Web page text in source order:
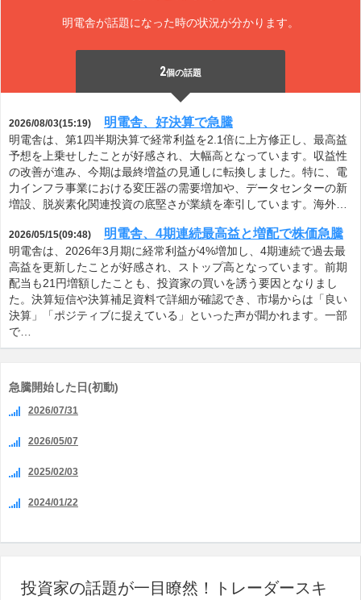
明電舎が話題になった時の状況が分かります。
2個の話題
2026/08/03(15:19) 明電舎、好決算で急騰
明電舎は、第1四半期決算で経常利益を2.1倍に上方修正し、最高益
予想を上乗せしたことが好感され、大幅高となっています。収益性
の改善が進み、今期は最終増益の見通しに転換しました。特に、電
力インフラ事業における変圧器の需要増加や、データセンターの新
増設、脱炭素化関連投資の底堅さが業績を牽引しています。海外…
2026/05/15(09:48) 明電舎、4期連続最高益と増配で株価急騰
明電舎は、2026年3月期に経常利益が4%増加し、4期連続で過去最
高益を更新したことが好感され、ストップ高となっています。前期
配当も21円増額したことも、投資家の買いを誘う要因となりまし
た。決算短信や決算補足資料で詳細が確認でき、市場からは「良い
決算」「ポジティブに捉えている」といった声が聞かれます。一部
で…
急騰開始した日(初動)
2026/07/31
2026/05/07
2025/02/03
2024/01/22
投資家の話題が一目瞭然！トレーダースキ